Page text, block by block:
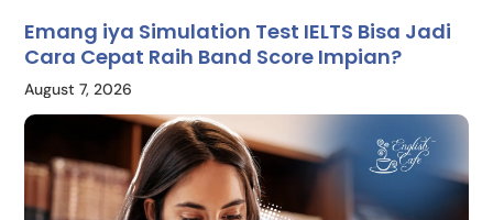
Emang iya Simulation Test IELTS Bisa Jadi
Cara Cepat Raih Band Score Impian?
August 7, 2026